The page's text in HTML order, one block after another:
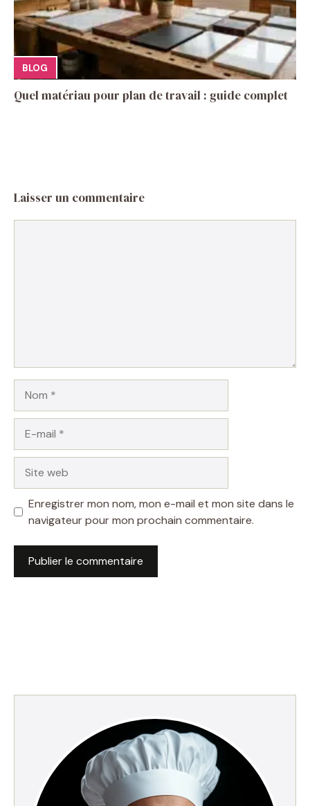
BLOG
Quel matériau pour plan de travail : guide complet
Laisser un commentaire
mail
web
Enregistrer mon nom, mon e-mail et mon site dans le
navigateur pour mon prochain commentaire.